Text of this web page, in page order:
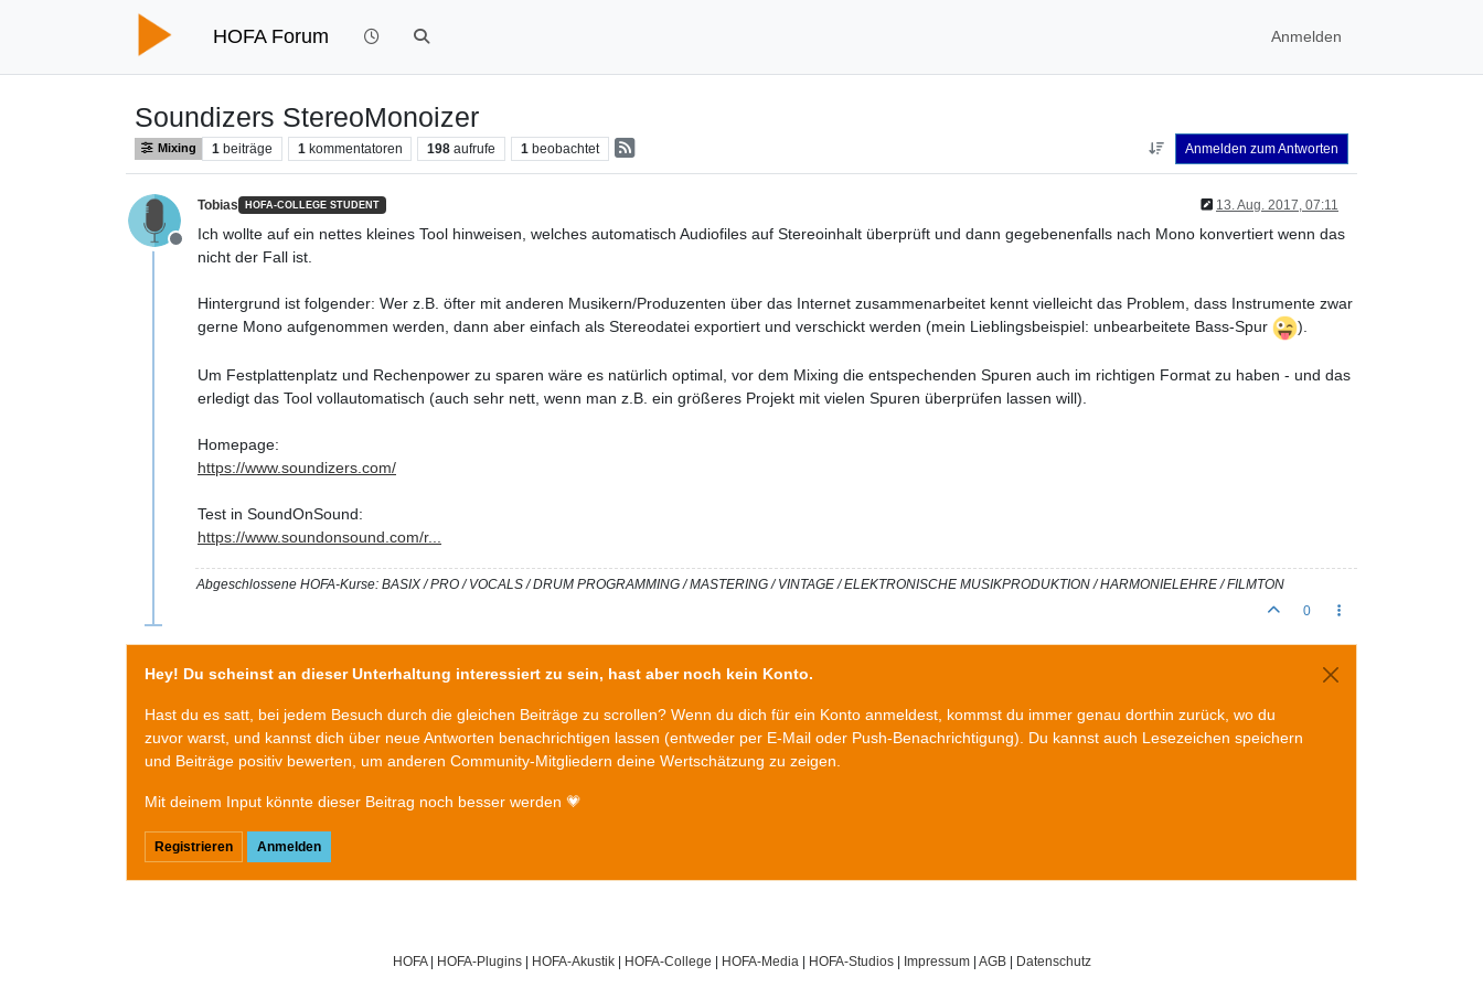
HOFA Forum Anmelden
Soundizers StereoMonoizer
Mixing 1 beiträge 1 kommentatoren 198 aufrufe 1 beobachtet Anmelden zum Antworten
Offline
Tobias HOFA-COLLEGE STUDENT 13. Aug. 2017, 07:11
Ich wollte auf ein nettes kleines Tool hinweisen, welches automatisch Audiofiles auf Stereoinhalt überprüft und dann gegebenenfalls nach Mono konvertiert wenn das
nicht der Fall ist.
Hintergrund ist folgender: Wer z.B. öfter mit anderen Musikern/Produzenten über das Internet zusammenarbeitet kennt vielleicht das Problem, dass Instrumente zwar
gerne Mono aufgenommen werden, dann aber einfach als Stereodatei exportiert und verschickt werden (mein Lieblingsbeispiel: unbearbeitete Bass-Spur
).
Um Festplattenplatz und Rechenpower zu sparen wäre es natürlich optimal, vor dem Mixing die entspechenden Spuren auch im richtigen Format zu haben - und das
erledigt das Tool vollautomatisch (auch sehr nett, wenn man z.B. ein größeres Projekt mit vielen Spuren überprüfen lassen will).
Homepage:
https://www.soundizers.com/
Test in SoundOnSound:
https://www.soundonsound.com/r...
Abgeschlossene HOFA-Kurse: BASIX / PRO / VOCALS / DRUM PROGRAMMING / MASTERING / VINTAGE / ELEKTRONISCHE MUSIKPRODUKTION / HARMONIELEHRE / FILMTON
0
Hey! Du scheinst an dieser Unterhaltung interessiert zu sein, hast aber noch kein Konto.
Hast du es satt, bei jedem Besuch durch die gleichen Beiträge zu scrollen? Wenn du dich für ein Konto anmeldest, kommst du immer genau dorthin zurück, wo du
zuvor warst, und kannst dich über neue Antworten benachrichtigen lassen (entweder per E-Mail oder Push-Benachrichtigung). Du kannst auch Lesezeichen speichern
und Beiträge positiv bewerten, um anderen Community-Mitgliedern deine Wertschätzung zu zeigen.
Mit deinem Input könnte dieser Beitrag noch besser werden 💗
Registrieren Anmelden
HOFA| HOFA-Plugins| HOFA-Akustik| HOFA-College | HOFA-Media | HOFA-Studios| Impressum| AGB| Datenschutz